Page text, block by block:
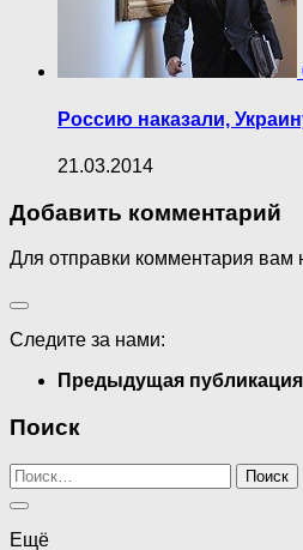
Россию наказали,
21.03.2014
Добавить комментарий
Для отправки комментария вам
Следите за нами:
Предыдущая публикация
Поиск
Найти:
Ещё